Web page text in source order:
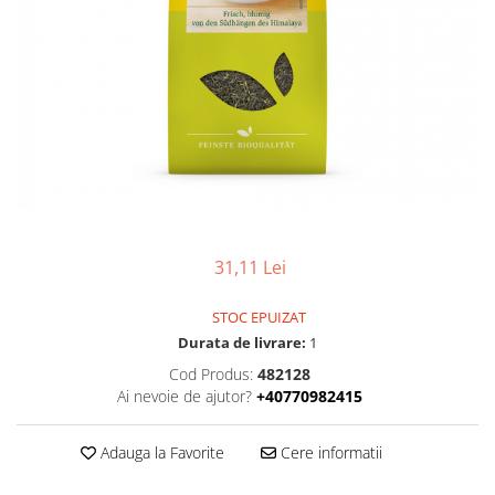
Sare si mixuri de sare
Supa bio
Dulceata si creme bio
31,11 Lei
STOC EPUIZAT
Durata de livrare: 1
Cod Produs: 482128
Ai nevoie de ajutor? +40770982415
Adauga la Favorite Cere informatii